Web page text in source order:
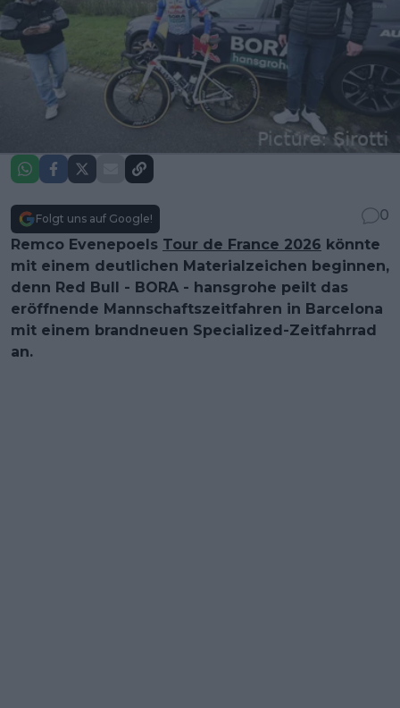
Folgt uns auf Google!
0
Remco Evenepoels Tour de France 2026 könnte
mit einem deutlichen Materialzeichen beginnen,
denn Red Bull - BORA - hansgrohe peilt das
eröffnende Mannschaftszeitfahren in Barcelona
mit einem brandneuen Specialized-Zeitfahrrad
an.